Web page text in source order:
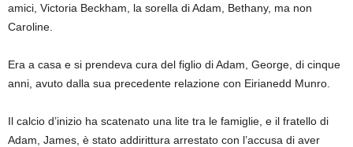
amici, Victoria Beckham, la sorella di Adam, Bethany, ma non
Caroline.
Era a casa e si prendeva cura del figlio di Adam, George, di cinque
anni, avuto dalla sua precedente relazione con Eirianedd Munro.
Il calcio d’inizio ha scatenato una lite tra le famiglie, e il fratello di
Adam, James, è stato addirittura arrestato con l’accusa di aver